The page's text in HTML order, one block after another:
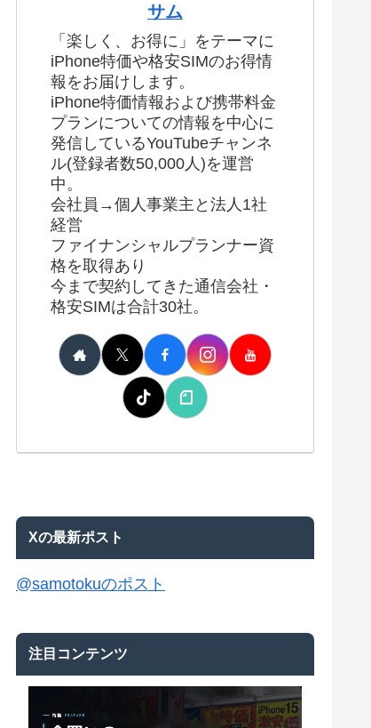
サム
「楽しく、お得に」をテーマに
iPhone特価や格安SIMのお得情
報をお届けします。
iPhone特価情報および携帯料金
プランについての情報を中心に
発信しているYouTubeチャンネ
ル(登録者数50,000人)を運営
中。
会社員→個人事業主と法人1社
経営
ファイナンシャルプランナー資
格を取得あり
今まで契約してきた通信会社・
格安SIMは合計30社。
Xの最新ポスト
@samotokuのポスト
注目コンテンツ